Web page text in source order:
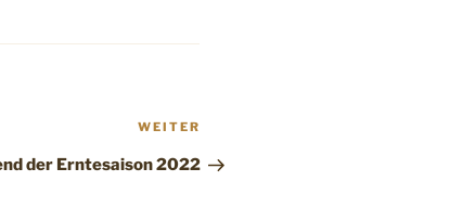
WEITER
der Erntesaison 2022